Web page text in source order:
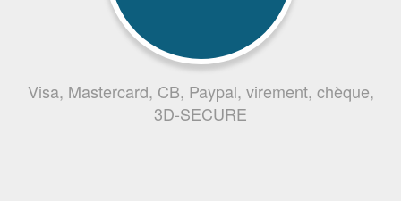
Visa, Mastercard, CB, Paypal, virement, chèque,
3D-SECURE